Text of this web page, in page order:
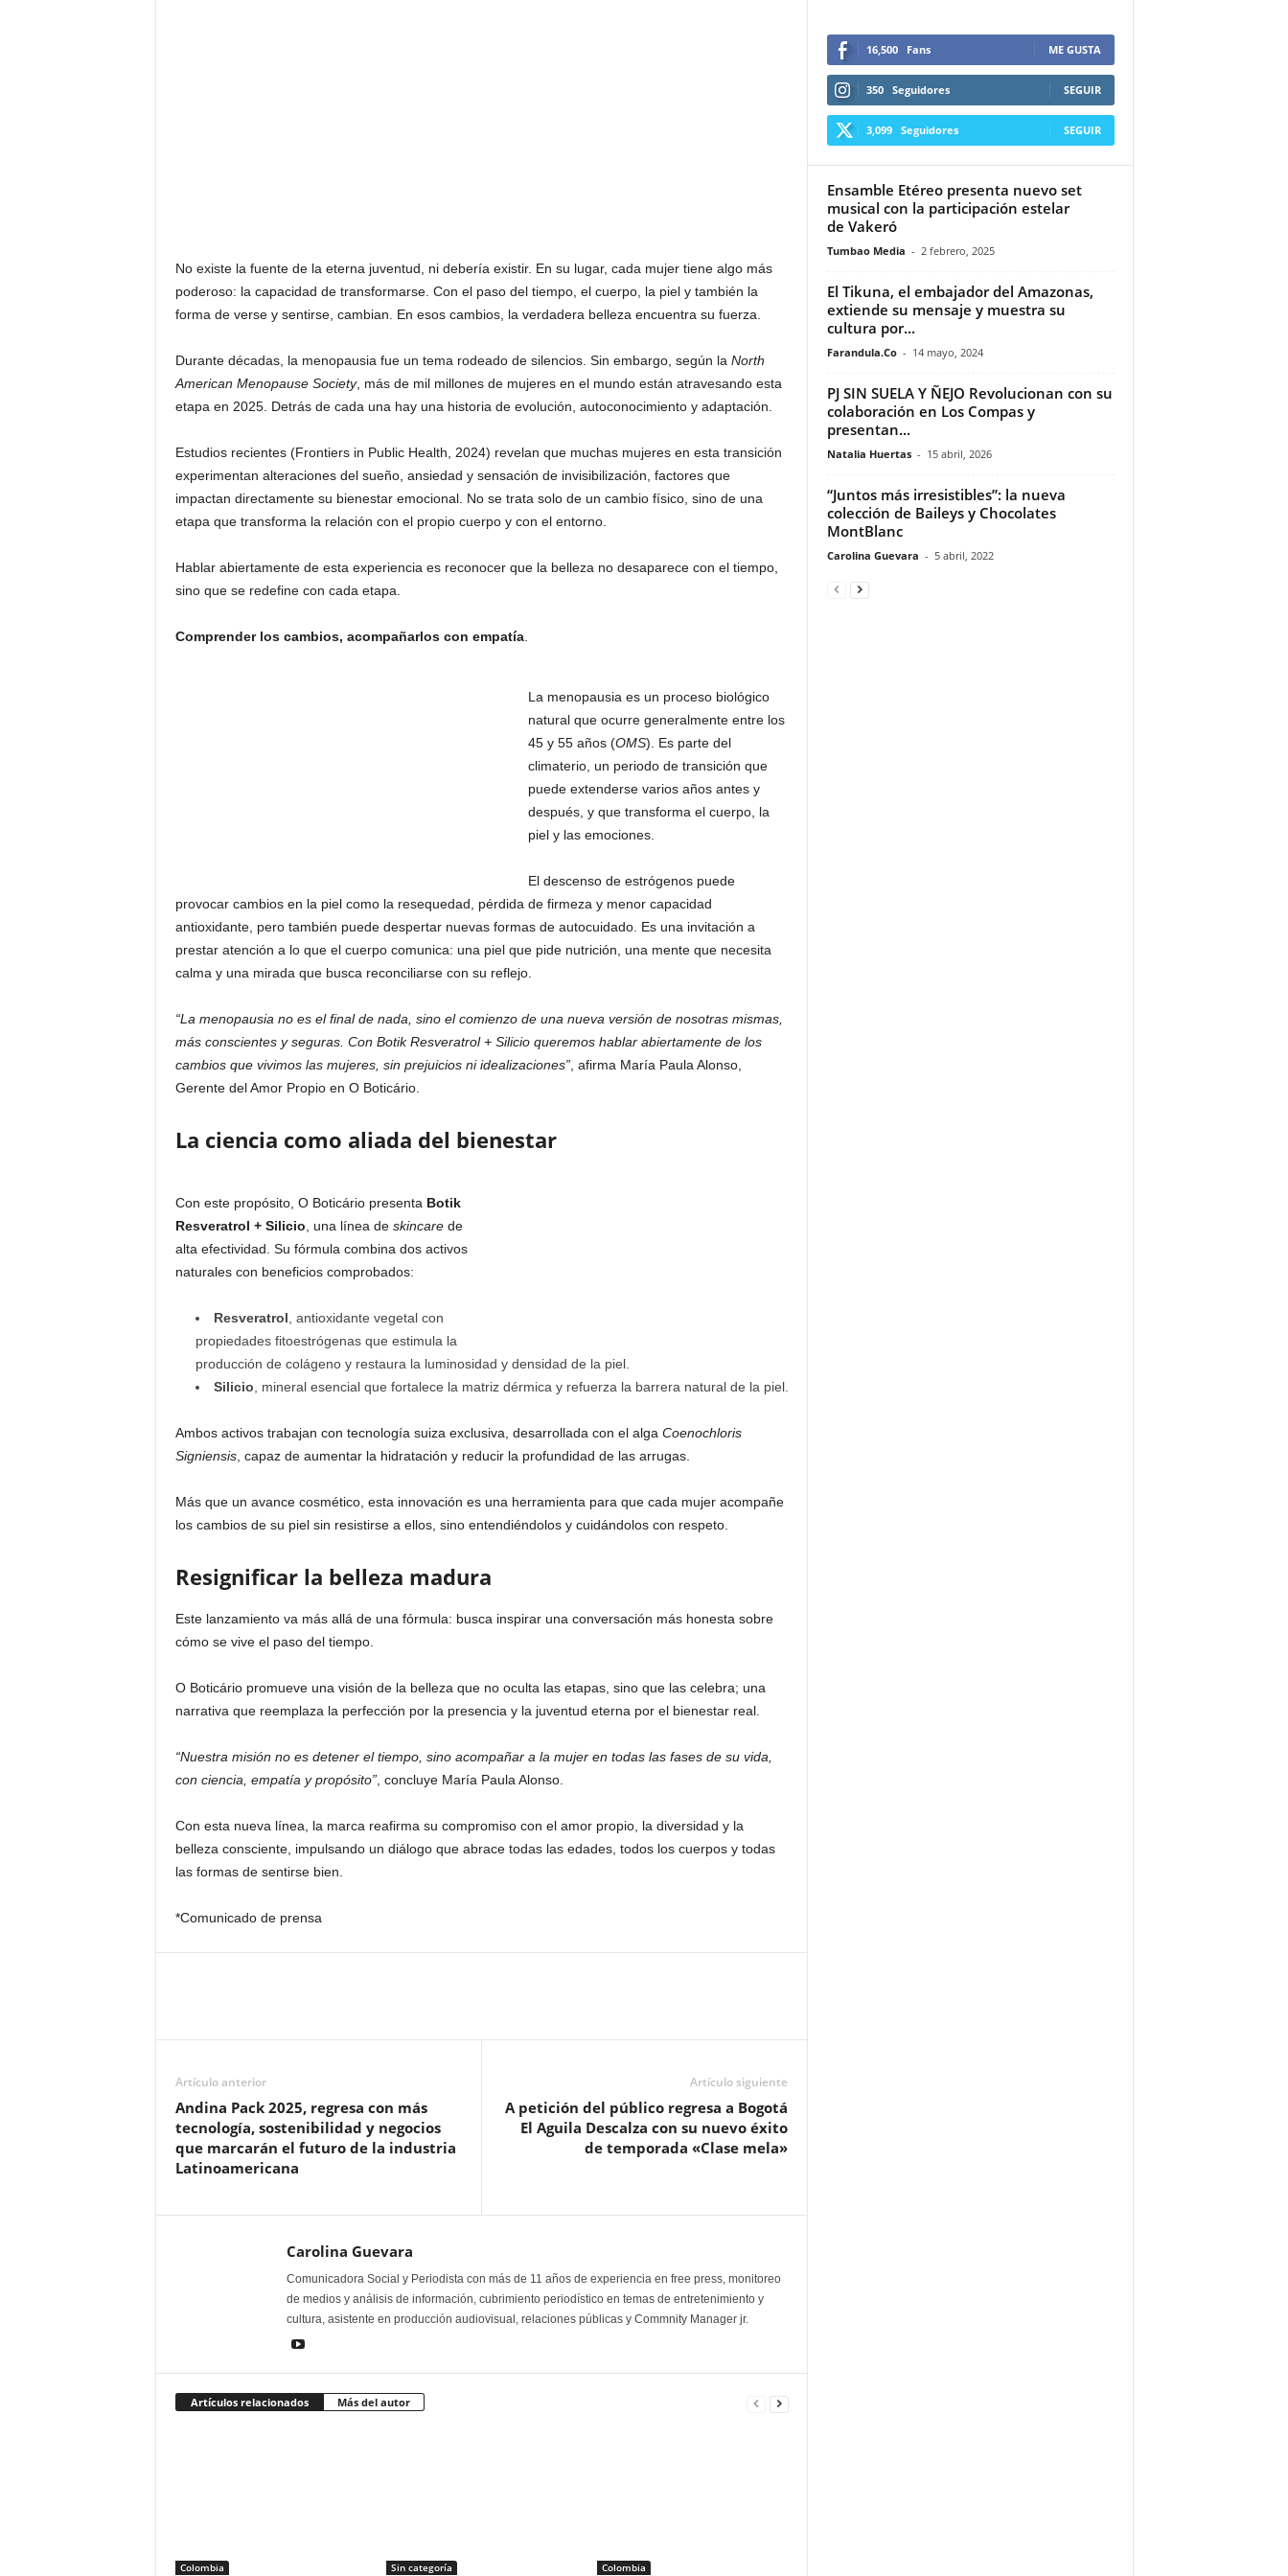
No existe la fuente de la eterna juventud, ni debería existir. En su lugar, cada mujer tiene algo más
poderoso: la capacidad de transformarse. Con el paso del tiempo, el cuerpo, la piel y también la
forma de verse y sentirse, cambian. En esos cambios, la verdadera belleza encuentra su fuerza.
Durante décadas, la menopausia fue un tema rodeado de silencios. Sin embargo, según la North
American Menopause Society, más de mil millones de mujeres en el mundo están atravesando esta
etapa en 2025. Detrás de cada una hay una historia de evolución, autoconocimiento y adaptación.
Estudios recientes (Frontiers in Public Health, 2024) revelan que muchas mujeres en esta transición
experimentan alteraciones del sueño, ansiedad y sensación de invisibilización, factores que
impactan directamente su bienestar emocional. No se trata solo de un cambio físico, sino de una
etapa que transforma la relación con el propio cuerpo y con el entorno.
Hablar abiertamente de esta experiencia es reconocer que la belleza no desaparece con el tiempo,
sino que se redefine con cada etapa.
Comprender los cambios, acompañarlos con empatía.
La menopausia es un proceso biológico
natural que ocurre generalmente entre los
45 y 55 años (OMS). Es parte del
climaterio, un periodo de transición que
puede extenderse varios años antes y
después, y que transforma el cuerpo, la
piel y las emociones.
El descenso de estrógenos puede
provocar cambios en la piel como la resequedad, pérdida de firmeza y menor capacidad
antioxidante, pero también puede despertar nuevas formas de autocuidado. Es una invitación a
prestar atención a lo que el cuerpo comunica: una piel que pide nutrición, una mente que necesita
calma y una mirada que busca reconciliarse con su reflejo.
“La menopausia no es el final de nada, sino el comienzo de una nueva versión de nosotras mismas,
más conscientes y seguras. Con Botik Resveratrol + Silicio queremos hablar abiertamente de los
cambios que vivimos las mujeres, sin prejuicios ni idealizaciones”, afirma María Paula Alonso,
Gerente del Amor Propio en O Boticário.
La ciencia como aliada del bienestar
Con este propósito, O Boticário presenta Botik
Resveratrol + Silicio , una línea de skincare de
alta efectividad. Su fórmula combina dos activos
naturales con beneficios comprobados:
Resveratrol , antioxidante vegetal con
propiedades fitoestrógenas que estimula la
producción de colágeno y restaura la luminosidad y densidad de la piel.
Silicio , mineral esencial que fortalece la matriz dérmica y refuerza la barrera natural de la piel.
Ambos activos trabajan con tecnología suiza exclusiva, desarrollada con el alga Coenochloris
Signiensis, capaz de aumentar la hidratación y reducir la profundidad de las arrugas.
Más que un avance cosmético, esta innovación es una herramienta para que cada mujer acompañe
los cambios de su piel sin resistirse a ellos, sino entendiéndolos y cuidándolos con respeto.
Resignificar la belleza madura
Este lanzamiento va más allá de una fórmula: busca inspirar una conversación más honesta sobre
cómo se vive el paso del tiempo.
O Boticário promueve una visión de la belleza que no oculta las etapas, sino que las celebra; una
narrativa que reemplaza la perfección por la presencia y la juventud eterna por el bienestar real.
“Nuestra misión no es detener el tiempo, sino acompañar a la mujer en todas las fases de su vida,
con ciencia, empatía y propósito”, concluye María Paula Alonso.
Con esta nueva línea, la marca reafirma su compromiso con el amor propio, la diversidad y la
belleza consciente, impulsando un diálogo que abrace todas las edades, todos los cuerpos y todas
las formas de sentirse bien.
*Comunicado de prensa
Artículo anterior
Andina Pack 2025, regresa con más
tecnología, sostenibilidad y negocios
que marcarán el futuro de la industria
Latinoamericana
Artículo siguiente
A petición del público regresa a Bogotá
El Aguila Descalza con su nuevo éxito
de temporada «Clase mela»
Carolina Guevara
Comunicadora Social y Periodista con más de 11 años de experiencia en free press, monitoreo
de medios y análisis de información, cubrimiento periodístico en temas de entretenimiento y
cultura, asistente en producción audiovisual, relaciones públicas y Commnity Manager jr.
Artículos relacionados Más del autor
Colombia Sin categoría Colombia
16,500 Fans ME GUSTA
350 Seguidores SEGUIR
3,099 Seguidores SEGUIR
Ensamble Etéreo presenta nuevo set
musical con la participación estelar
de Vakeró
Tumbao Media - 2 febrero, 2025
El Tikuna, el embajador del Amazonas,
extiende su mensaje y muestra su
cultura por...
Farandula.Co - 14 mayo, 2024
PJ SIN SUELA Y ÑEJO Revolucionan con su
colaboración en Los Compas y
presentan...
Natalia Huertas - 15 abril, 2026
“Juntos más irresistibles”: la nueva
colección de Baileys y Chocolates
MontBlanc
Carolina Guevara - 5 abril, 2022